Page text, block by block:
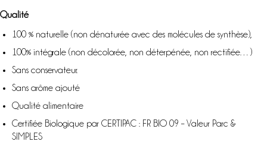
Qualité
100 % naturelle (non dénaturée avec des molécules de synthèse),
100% intégrale (non décolorée, non déterpénée, non rectifiée…)
Sans conservateur.
Sans arôme ajouté
Qualité alimentaire
Certifiée Biologique par CERTIPAC : FR BIO 09 – Valeur Parc &
SIMPLES